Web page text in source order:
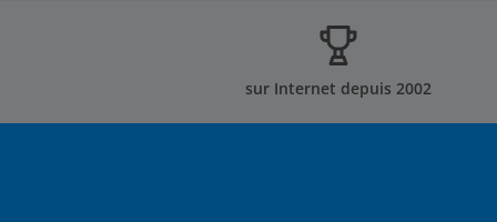
sur Internet depuis 2002